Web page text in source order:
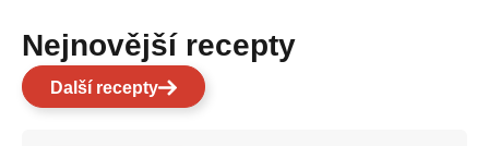
Nejnovější recepty
Další recepty